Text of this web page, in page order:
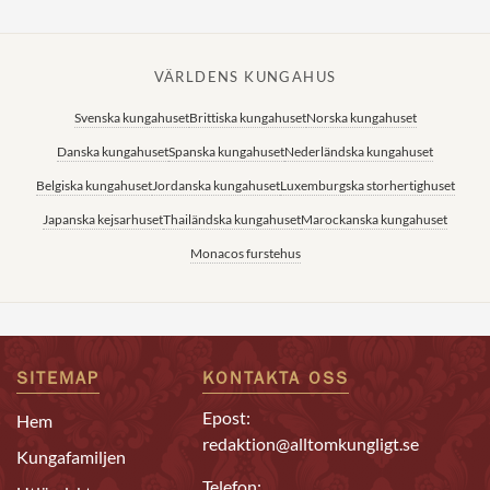
VÄRLDENS KUNGAHUS
Svenska kungahusetBrittiska kungahusetNorska kungahuset
Danska kungahusetSpanska kungahusetNederländska kungahuset
Belgiska kungahusetJordanska kungahusetLuxemburgska storhertighuset
Japanska kejsarhusetThailändska kungahusetMarockanska kungahuset
Monacos furstehus
SITEMAP
Hem
Kungafamiljen
KONTAKTA OSS
Epost:
redaktion@alltomkungligt.se